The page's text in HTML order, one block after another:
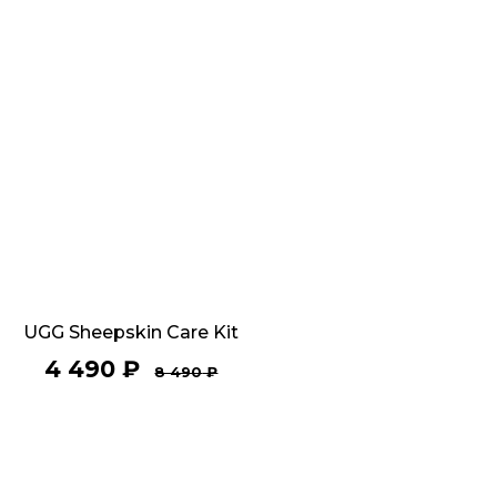
UGG Sheepskin Care Kit
4 490 ₽ 8 490₽